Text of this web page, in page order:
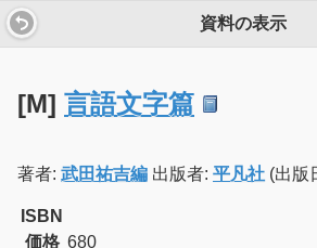
資料の表示
[M] 言語文字篇
著者: 武田祐吉編 出版者: 平凡社 (出版
ISBN
価格 680